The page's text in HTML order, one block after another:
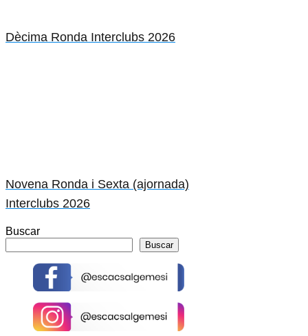
Dècima Ronda Interclubs 2026
Novena Ronda i Sexta (ajornada)
Interclubs 2026
Buscar
Buscar